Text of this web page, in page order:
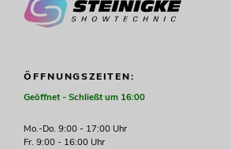
EUROLITE Set LED KLS Laser Bar FX-
419,00€
ÖFFNUNGSZEITEN:
Geöffnet - Schließt um 16:00
Mo.-Do. 9:00 - 17:00 Uhr
Fr. 9:00 - 16:00 Uhr